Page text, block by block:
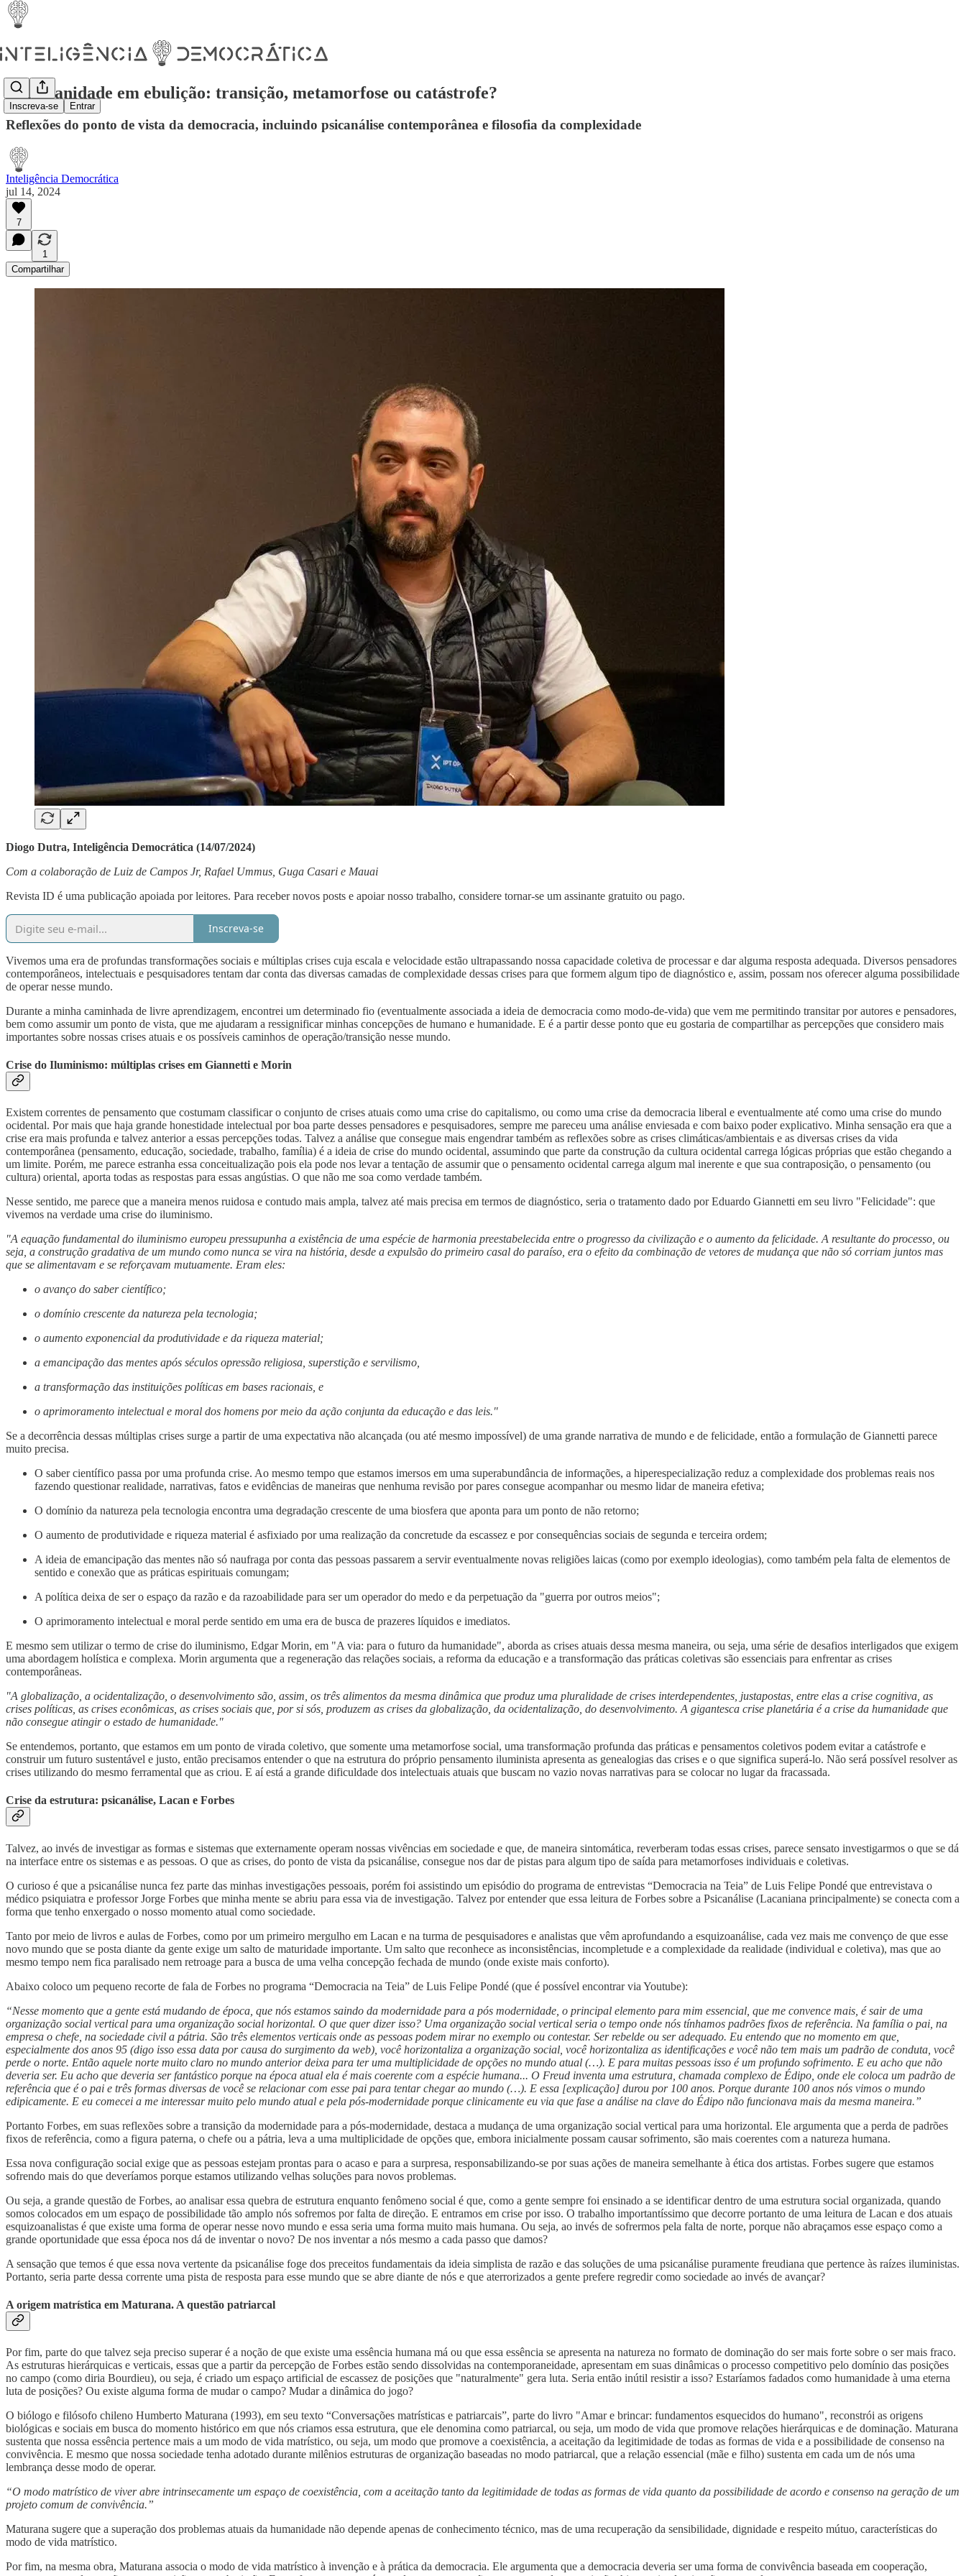
Inscreva-se Entrar
A humanidade em ebulição: transição, metamorfose ou catástrofe?
Reflexões do ponto de vista da democracia, incluindo psicanálise contemporânea e filosofia da complexidade
Inteligência Democrática
jul 14, 2024
7
1
Compartilhar
Diogo Dutra, Inteligência Democrática (14/07/2024)
Com a colaboração de Luiz de Campos Jr, Rafael Ummus, Guga Casari e Mauai
Revista ID é uma publicação apoiada por leitores. Para receber novos posts e apoiar nosso trabalho, considere tornar-se um assinante gratuito ou pago.
Inscreva-se
Vivemos uma era de profundas transformações sociais e múltiplas crises cuja escala e velocidade estão ultrapassando nossa capacidade coletiva de processar e dar alguma resposta adequada. Diversos pensadores
contemporâneos, intelectuais e pesquisadores tentam dar conta das diversas camadas de complexidade dessas crises para que formem algum tipo de diagnóstico e, assim, possam nos oferecer alguma possibilidade
de operar nesse mundo.
Durante a minha caminhada de livre aprendizagem, encontrei um determinado fio (eventualmente associada a ideia de democracia como modo-de-vida) que vem me permitindo transitar por autores e pensadores,
bem como assumir um ponto de vista, que me ajudaram a ressignificar minhas concepções de humano e humanidade. E é a partir desse ponto que eu gostaria de compartilhar as percepções que considero mais
importantes sobre nossas crises atuais e os possíveis caminhos de operação/transição nesse mundo.
Crise do Iluminismo: múltiplas crises em Giannetti e Morin
Existem correntes de pensamento que costumam classificar o conjunto de crises atuais como uma crise do capitalismo, ou como uma crise da democracia liberal e eventualmente até como uma crise do mundo
ocidental. Por mais que haja grande honestidade intelectual por boa parte desses pensadores e pesquisadores, sempre me pareceu uma análise enviesada e com baixo poder explicativo. Minha sensação era que a
crise era mais profunda e talvez anterior a essas percepções todas. Talvez a análise que consegue mais engendrar também as reflexões sobre as crises climáticas/ambientais e as diversas crises da vida
contemporânea (pensamento, educação, sociedade, trabalho, família) é a ideia de crise do mundo ocidental, assumindo que parte da construção da cultura ocidental carrega lógicas próprias que estão chegando a
um limite. Porém, me parece estranha essa conceitualização pois ela pode nos levar a tentação de assumir que o pensamento ocidental carrega algum mal inerente e que sua contraposição, o pensamento (ou
cultura) oriental, aporta todas as respostas para essas angústias. O que não me soa como verdade também.
Nesse sentido, me parece que a maneira menos ruidosa e contudo mais ampla, talvez até mais precisa em termos de diagnóstico, seria o tratamento dado por Eduardo Giannetti em seu livro "Felicidade": que
vivemos na verdade uma crise do iluminismo.
"A equação fundamental do iluminismo europeu pressupunha a existência de uma espécie de harmonia preestabelecida entre o progresso da civilização e o aumento da felicidade. A resultante do processo, ou
seja, a construção gradativa de um mundo como nunca se vira na história, desde a expulsão do primeiro casal do paraíso, era o efeito da combinação de vetores de mudança que não só corriam juntos mas
que se alimentavam e se reforçavam mutuamente. Eram eles:
o avanço do saber científico;
o domínio crescente da natureza pela tecnologia;
o aumento exponencial da produtividade e da riqueza material;
a emancipação das mentes após séculos opressão religiosa, superstição e servilismo,
a transformação das instituições políticas em bases racionais, e
o aprimoramento intelectual e moral dos homens por meio da ação conjunta da educação e das leis."
Se a decorrência dessas múltiplas crises surge a partir de uma expectativa não alcançada (ou até mesmo impossível) de uma grande narrativa de mundo e de felicidade, então a formulação de Giannetti parece
muito precisa.
O saber científico passa por uma profunda crise. Ao mesmo tempo que estamos imersos em uma superabundância de informações, a hiperespecialização reduz a complexidade dos problemas reais nos
fazendo questionar realidade, narrativas, fatos e evidências de maneiras que nenhuma revisão por pares consegue acompanhar ou mesmo lidar de maneira efetiva;
O domínio da natureza pela tecnologia encontra uma degradação crescente de uma biosfera que aponta para um ponto de não retorno;
O aumento de produtividade e riqueza material é asfixiado por uma realização da concretude da escassez e por consequências sociais de segunda e terceira ordem;
A ideia de emancipação das mentes não só naufraga por conta das pessoas passarem a servir eventualmente novas religiões laicas (como por exemplo ideologias), como também pela falta de elementos de
sentido e conexão que as práticas espirituais comungam;
A política deixa de ser o espaço da razão e da razoabilidade para ser um operador do medo e da perpetuação da "guerra por outros meios";
O aprimoramento intelectual e moral perde sentido em uma era de busca de prazeres líquidos e imediatos.
E mesmo sem utilizar o termo de crise do iluminismo, Edgar Morin, em "A via: para o futuro da humanidade", aborda as crises atuais dessa mesma maneira, ou seja, uma série de desafios interligados que exigem
uma abordagem holística e complexa. Morin argumenta que a regeneração das relações sociais, a reforma da educação e a transformação das práticas coletivas são essenciais para enfrentar as crises
contemporâneas.
"A globalização, a ocidentalização, o desenvolvimento são, assim, os três alimentos da mesma dinâmica que produz uma pluralidade de crises interdependentes, justapostas, entre elas a crise cognitiva, as
crises políticas, as crises econômicas, as crises sociais que, por si sós, produzem as crises da globalização, da ocidentalização, do desenvolvimento. A gigantesca crise planetária é a crise da humanidade que
não consegue atingir o estado de humanidade."
Se entendemos, portanto, que estamos em um ponto de virada coletivo, que somente uma metamorfose social, uma transformação profunda das práticas e pensamentos coletivos podem evitar a catástrofe e
construir um futuro sustentável e justo, então precisamos entender o que na estrutura do próprio pensamento iluminista apresenta as genealogias das crises e o que significa superá-lo. Não será possível resolver as
crises utilizando do mesmo ferramental que as criou. E aí está a grande dificuldade dos intelectuais atuais que buscam no vazio novas narrativas para se colocar no lugar da fracassada.
Crise da estrutura: psicanálise, Lacan e Forbes
Talvez, ao invés de investigar as formas e sistemas que externamente operam nossas vivências em sociedade e que, de maneira sintomática, reverberam todas essas crises, parece sensato investigarmos o que se dá
na interface entre os sistemas e as pessoas. O que as crises, do ponto de vista da psicanálise, consegue nos dar de pistas para algum tipo de saída para metamorfoses individuais e coletivas.
O curioso é que a psicanálise nunca fez parte das minhas investigações pessoais, porém foi assistindo um episódio do programa de entrevistas “Democracia na Teia” de Luis Felipe Pondé que entrevistava o
médico psiquiatra e professor Jorge Forbes que minha mente se abriu para essa via de investigação. Talvez por entender que essa leitura de Forbes sobre a Psicanálise (Lacaniana principalmente) se conecta com a
forma que tenho enxergado o nosso momento atual como sociedade.
Tanto por meio de livros e aulas de Forbes, como por um primeiro mergulho em Lacan e na turma de pesquisadores e analistas que vêm aprofundando a esquizoanálise, cada vez mais me convenço de que esse
novo mundo que se posta diante da gente exige um salto de maturidade importante. Um salto que reconhece as inconsistências, incompletude e a complexidade da realidade (individual e coletiva), mas que ao
mesmo tempo nem fica paralisado nem retroage para a busca de uma velha concepção fechada de mundo (onde existe mais conforto).
Abaixo coloco um pequeno recorte de fala de Forbes no programa “Democracia na Teia” de Luis Felipe Pondé (que é possível encontrar via Youtube):
“Nesse momento que a gente está mudando de época, que nós estamos saindo da modernidade para a pós modernidade, o principal elemento para mim essencial, que me convence mais, é sair de uma
organização social vertical para uma organização social horizontal. O que quer dizer isso? Uma organização social vertical seria o tempo onde nós tínhamos padrões fixos de referência. Na família o pai, na
empresa o chefe, na sociedade civil a pátria. São três elementos verticais onde as pessoas podem mirar no exemplo ou contestar. Ser rebelde ou ser adequado. Eu entendo que no momento em que,
especialmente dos anos 95 (digo isso essa data por causa do surgimento da web), você horizontaliza a organização social, você horizontaliza as identificações e você não tem mais um padrão de conduta, você
perde o norte. Então aquele norte muito claro no mundo anterior deixa para ter uma multiplicidade de opções no mundo atual (…). E para muitas pessoas isso é um profundo sofrimento. E eu acho que não
deveria ser. Eu acho que deveria ser fantástico porque na época atual ela é mais coerente com a espécie humana... O Freud inventa uma estrutura, chamada complexo de Édipo, onde ele coloca um padrão de
referência que é o pai e três formas diversas de você se relacionar com esse pai para tentar chegar ao mundo (…). E essa [explicação] durou por 100 anos. Porque durante 100 anos nós vimos o mundo
edipicamente. E eu comecei a me interessar muito pelo mundo atual e pela pós-modernidade porque clinicamente eu via que fase a análise na clave do Édipo não funcionava mais da mesma maneira.”
Portanto Forbes, em suas reflexões sobre a transição da modernidade para a pós-modernidade, destaca a mudança de uma organização social vertical para uma horizontal. Ele argumenta que a perda de padrões
fixos de referência, como a figura paterna, o chefe ou a pátria, leva a uma multiplicidade de opções que, embora inicialmente possam causar sofrimento, são mais coerentes com a natureza humana.
Essa nova configuração social exige que as pessoas estejam prontas para o acaso e para a surpresa, responsabilizando-se por suas ações de maneira semelhante à ética dos artistas. Forbes sugere que estamos
sofrendo mais do que deveríamos porque estamos utilizando velhas soluções para novos problemas.
Ou seja, a grande questão de Forbes, ao analisar essa quebra de estrutura enquanto fenômeno social é que, como a gente sempre foi ensinado a se identificar dentro de uma estrutura social organizada, quando
somos colocados em um espaço de possibilidade tão amplo nós sofremos por falta de direção. E entramos em crise por isso. O trabalho importantíssimo que decorre portanto de uma leitura de Lacan e dos atuais
esquizoanalistas é que existe uma forma de operar nesse novo mundo e essa seria uma forma muito mais humana. Ou seja, ao invés de sofrermos pela falta de norte, porque não abraçamos esse espaço como a
grande oportunidade que essa época nos dá de inventar o novo? De nos inventar a nós mesmo a cada passo que damos?
A sensação que temos é que essa nova vertente da psicanálise foge dos preceitos fundamentais da ideia simplista de razão e das soluções de uma psicanálise puramente freudiana que pertence às raízes iluministas.
Portanto, seria parte dessa corrente uma pista de resposta para esse mundo que se abre diante de nós e que aterrorizados a gente prefere regredir como sociedade ao invés de avançar?
A origem matrística em Maturana. A questão patriarcal
Por fim, parte do que talvez seja preciso superar é a noção de que existe uma essência humana má ou que essa essência se apresenta na natureza no formato de dominação do ser mais forte sobre o ser mais fraco.
As estruturas hierárquicas e verticais, essas que a partir da percepção de Forbes estão sendo dissolvidas na contemporaneidade, apresentam em suas dinâmicas o processo competitivo pelo domínio das posições
no campo (como diria Bourdieu), ou seja, é criado um espaço artificial de escassez de posições que "naturalmente" gera luta. Seria então inútil resistir a isso? Estaríamos fadados como humanidade à uma eterna
luta de posições? Ou existe alguma forma de mudar o campo? Mudar a dinâmica do jogo?
O biólogo e filósofo chileno Humberto Maturana (1993), em seu texto “Conversações matrísticas e patriarcais”, parte do livro "Amar e brincar: fundamentos esquecidos do humano", reconstrói as origens
biológicas e sociais em busca do momento histórico em que nós criamos essa estrutura, que ele denomina como patriarcal, ou seja, um modo de vida que promove relações hierárquicas e de dominação. Maturana
sustenta que nossa essência pertence mais a um modo de vida matrístico, ou seja, um modo que promove a coexistência, a aceitação da legitimidade de todas as formas de vida e a possibilidade de consenso na
convivência. E mesmo que nossa sociedade tenha adotado durante milênios estruturas de organização baseadas no modo patriarcal, que a relação essencial (mãe e filho) sustenta em cada um de nós uma
lembrança desse modo de operar.
“O modo matrístico de viver abre intrinsecamente um espaço de coexistência, com a aceitação tanto da legitimidade de todas as formas de vida quanto da possibilidade de acordo e consenso na geração de um
projeto comum de convivência.”
Maturana sugere que a superação dos problemas atuais da humanidade não depende apenas de conhecimento técnico, mas de uma recuperação da sensibilidade, dignidade e respeito mútuo, características do
modo de vida matrístico.
Por fim, na mesma obra, Maturana associa o modo de vida matrístico à invenção e à prática da democracia. Ele argumenta que a democracia deveria ser uma forma de convivência baseada em cooperação,